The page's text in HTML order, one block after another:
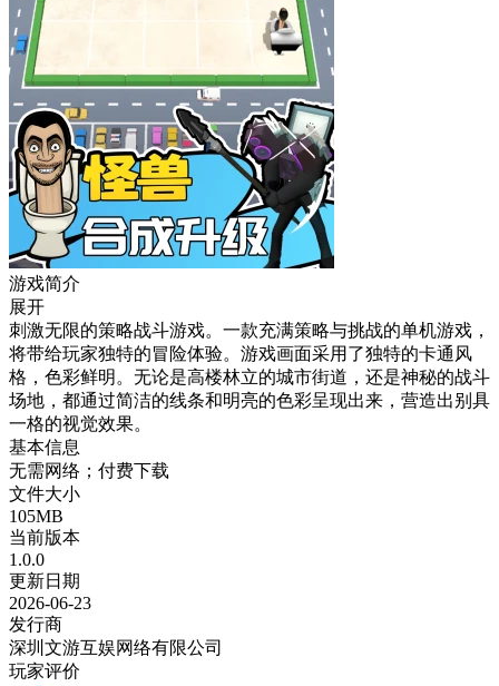
游戏简介
展开
刺激无限的策略战斗游戏。一款充满策略与挑战的单机游戏，
将带给玩家独特的冒险体验。游戏画面采用了独特的卡通风
格，色彩鲜明。无论是高楼林立的城市街道，还是神秘的战斗
场地，都通过简洁的线条和明亮的色彩呈现出来，营造出别具
一格的视觉效果。
基本信息
无需网络；付费下载
文件大小
105MB
当前版本
1.0.0
更新日期
2026-06-23
发行商
深圳文游互娱网络有限公司
玩家评价